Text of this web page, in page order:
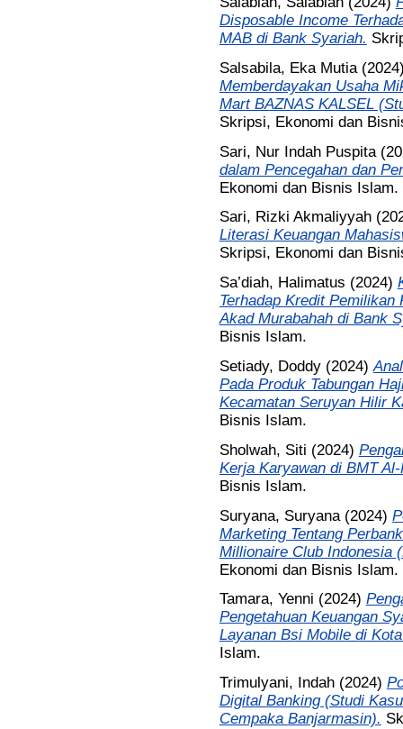
Disposable Income
MAB di Bank Syariah.
Salsabila, Eka Mutia
Memberdayakan Usaha
Mart BAZNAS KALSEL
Skripsi, Ekonomi dan
Sari, Nur Indah Puspita
dalam Pencegahan dan
Ekonomi dan Bisnis Islam.
Sari, Rizki Akmaliyyah
Literasi Keuangan
Skripsi, Ekonomi dan
Sa’diah, Halimatus (2024)
Terhadap Kredit Pemilikan
Akad Murabahah di Bank
Bisnis Islam.
Setiady, Doddy(2024)
Pada Produk Tabungan
Kecamatan Seruyan Hilir
Bisnis Islam.
Sholwah, Siti (2024)
Kerja Karyawan di BMT
Bisnis Islam.
Suryana, Suryana(2024)
Marketing Tentang
Millionaire Club Indonesia
Ekonomi dan Bisnis Islam.
Tamara, Yenni (2024)
Pengetahuan Keuangan
Layanan Bsi Mobile di
Islam.
Trimulyani, Indah(2024)
Digital Banking (Studi
Cempaka Banjarmasin).